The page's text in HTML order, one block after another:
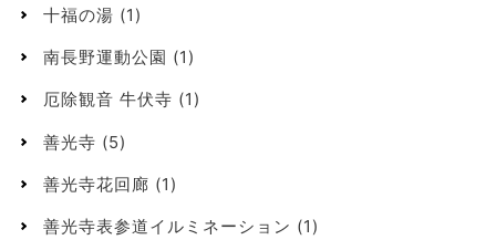
十福の湯 (1)
南長野運動公園 (1)
厄除観音 牛伏寺 (1)
善光寺 (5)
善光寺花回廊 (1)
善光寺表参道イルミネーション (1)